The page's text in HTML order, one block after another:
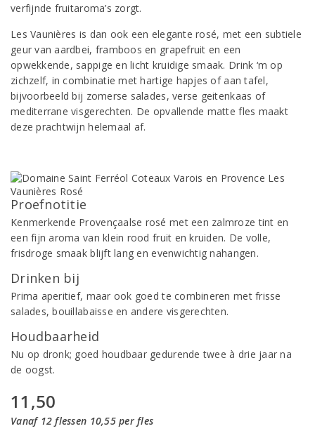
verfijnde fruitaroma’s zorgt.
Les Vaunières is dan ook een elegante rosé, met een subtiele
geur van aardbei, framboos en grapefruit en een
opwekkende, sappige en licht kruidige smaak. Drink ‘m op
zichzelf, in combinatie met hartige hapjes of aan tafel,
bijvoorbeeld bij zomerse salades, verse geitenkaas of
mediterrane visgerechten. De opvallende matte fles maakt
deze prachtwijn helemaal af.
Proefnotitie
Kenmerkende Provençaalse rosé met een zalmroze tint en
een fijn aroma van klein rood fruit en kruiden. De volle,
frisdroge smaak blijft lang en evenwichtig nahangen.
Drinken bij
Prima aperitief, maar ook goed te combineren met frisse
salades, bouillabaisse en andere visgerechten.
Houdbaarheid
Nu op dronk; goed houdbaar gedurende twee à drie jaar na
de oogst.
11,50
Vanaf 12 flessen 10,55 per fles